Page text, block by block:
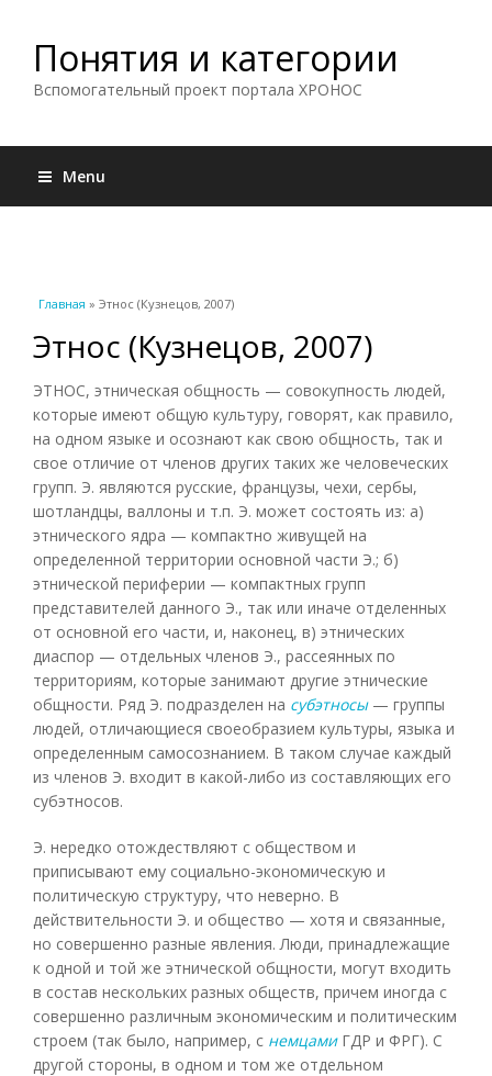
Понятия и категории
Вспомогательный проект портала ХРОНОС
Menu
Вы здесь
Главная » Этнос (Кузнецов, 2007)
Этнос (Кузнецов, 2007)
ЭТНОС, этническая общность — совокупность людей,
которые имеют общую культуру, говорят, как правило,
на одном языке и осознают как свою общность, так и
свое отличие от членов других таких же человеческих
групп. Э. являются русские, французы, чехи, сербы,
шотландцы, валлоны и т.п. Э. может состоять из: а)
этнического ядра — компактно живущей на
определенной территории основной части Э.; б)
этнической периферии — компактных групп
представителей данного Э., так или иначе отделенных
от основной его части, и, наконец, в) этнических
диаспор — отдельных членов Э., рассеянных по
территориям, которые занимают другие этнические
общности. Ряд Э. подразделен на субэтносы— группы
людей, отличающиеся своеобразием культуры, языка и
определенным самосознанием. В таком случае каждый
из членов Э. входит в какой-либо из составляющих его
субэтносов.
Э. нередко отождествляют с обществом и
приписывают ему социально-экономическую и
политическую структуру, что неверно. В
действительности Э. и общество — хотя и связанные,
но совершенно разные явления. Люди, принадлежащие
к одной и той же этнической общности, могут входить
в состав нескольких разных обществ, причем иногда с
совершенно различным экономическим и политическим
строем (так было, например, с немцамиГДР и ФРГ). С
другой стороны, в одном и том же отдельном